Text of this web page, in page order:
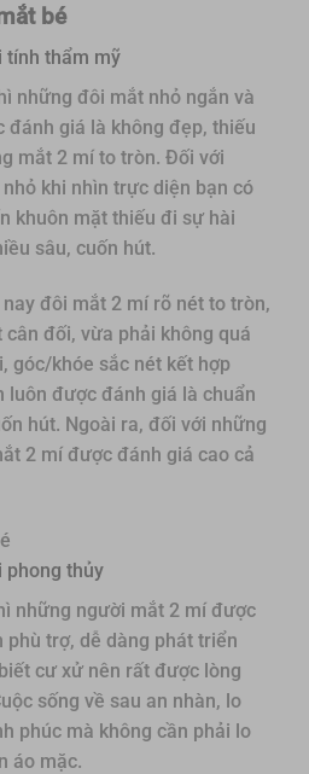
bé
tính thẩm mỹ
những đôi mắt nhỏ ngắn và
giá là không đẹp, thiếu
mắt 2 mí to tròn. Đối với
khi nhìn trực diện bạn có
khuôn mặt thiếu đi sự hài
sâu, cuốn hút.
đôi mắt 2 mí rõ nét to tròn,
đối, vừa phải không quá
góc/khóe sắc nét kết hợp
luôn được đánh giá là chuẩn
hút. Ngoài ra, đối với những
2 mí được đánh giá cao cả
phong thủy
những người mắt 2 mí được
phù trợ, dễ dàng phát triển
cư xử nên rất được lòng
sống về sau an nhàn, lo
phúc mà không cần phải lo
áo mặc.